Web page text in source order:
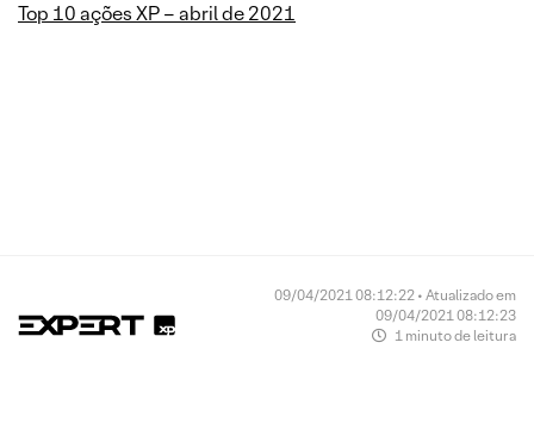
Top 10 ações XP – abril de 2021
09/04/2021 08:12:22 • Atualizado em
09/04/2021 08:12:23
1 minuto de leitura